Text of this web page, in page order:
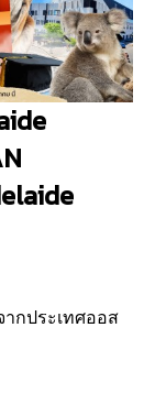
กประเทศออส